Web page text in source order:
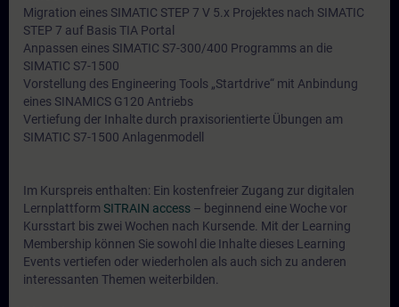
Migration eines SIMATIC STEP 7 V 5.x Projektes nach SIMATIC
STEP 7 auf Basis TIA Portal
Anpassen eines SIMATIC S7-300/400 Programms an die
SIMATIC S7-1500
Vorstellung des Engineering Tools „Startdrive“ mit Anbindung
eines SINAMICS G120 Antriebs
Vertiefung der Inhalte durch praxisorientierte Übungen am
SIMATIC S7-1500 Anlagenmodell
Im Kurspreis enthalten: Ein kostenfreier Zugang zur digitalen
Lernplattform SITRAIN access – beginnend eine Woche vor
Kursstart bis zwei Wochen nach Kursende. Mit der Learning
Membership können Sie sowohl die Inhalte dieses Learning
Events vertiefen oder wiederholen als auch sich zu anderen
interessanten Themen weiterbilden.